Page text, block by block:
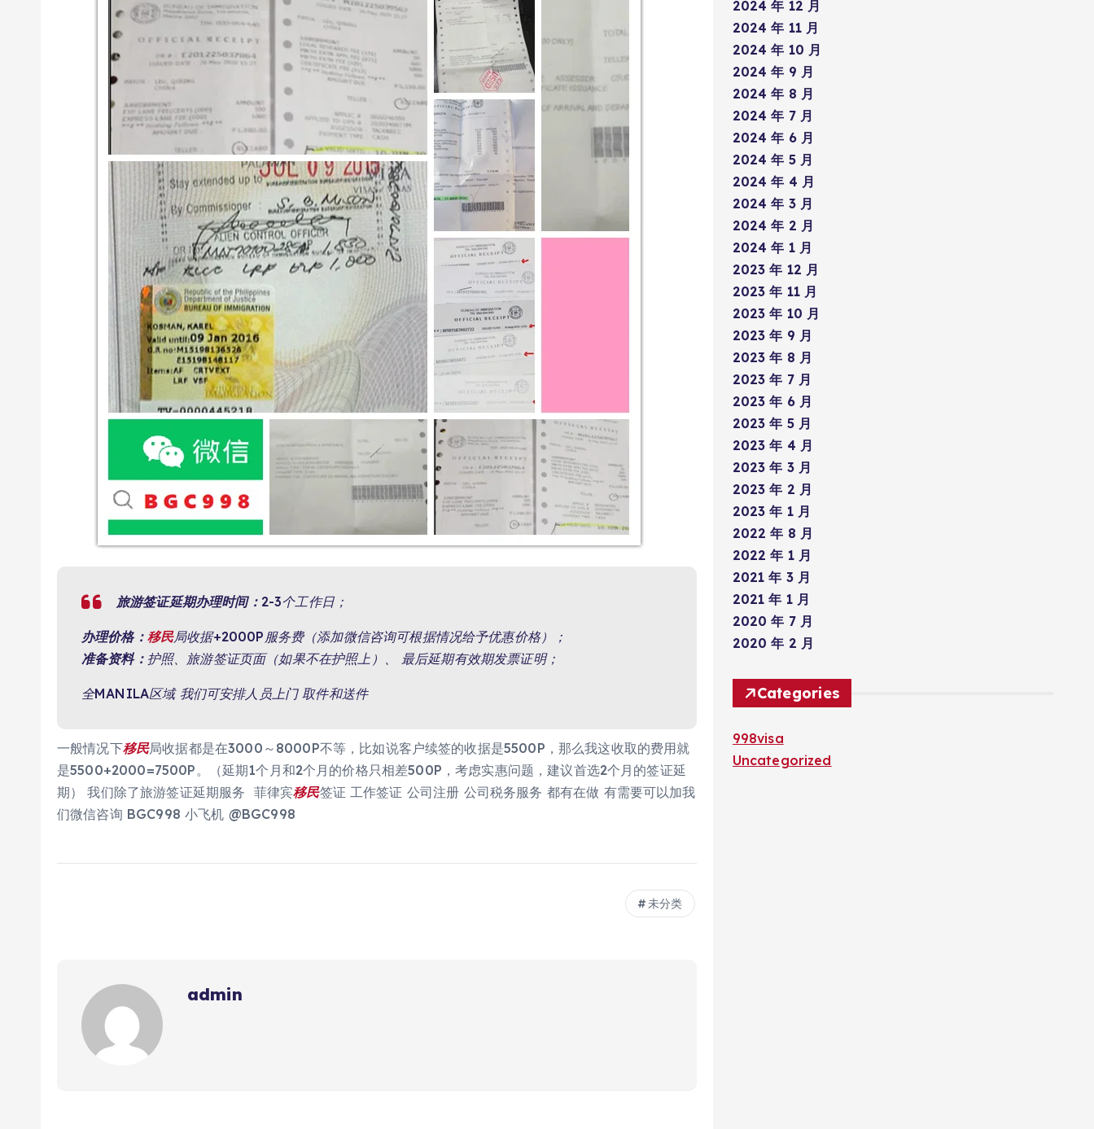
旅游签证延期办理时间： 2-3个工作日；
办理价格： 移民局收据+2000P服务费（添加微信咨询可根据情况给予优惠价格）；
准备资料： 护照、旅游签证页面（如果不在护照上）、 最后延期有效期发票证明；
全MANILA区域 我们可安排人员上门 取件和送件
一般情况下移民局收据都是在3000～8000P不等，比如说客户续签的收据是5500P，那么我这收取的费用就
是5500+2000=7500P。（延期1个月和2个月的价格只相差500P，考虑实惠问题，建议首选2个月的签证延
期） 我们除了旅游签证延期服务 菲律宾移民签证 工作签证 公司注册 公司税务服务 都有在做 有需要可以加我
们微信咨询 BGC998 小飞机 @BGC998
未分类
admin
2024 年 12 月
2024 年 11 月
2024 年 10 月
2024 年 9 月
2024 年 8 月
2024 年 7 月
2024 年 6 月
2024 年 5 月
2024 年 4 月
2024 年 3 月
2024 年 2 月
2024 年 1 月
2023 年 12 月
2023 年 11 月
2023 年 10 月
2023 年 9 月
2023 年 8 月
2023 年 7 月
2023 年 6 月
2023 年 5 月
2023 年 4 月
2023 年 3 月
2023 年 2 月
2023 年 1 月
2022 年 8 月
2022 年 1 月
2021 年 3 月
2021 年 1 月
2020 年 7 月
2020 年 2 月
Categories
998visa
Uncategorized